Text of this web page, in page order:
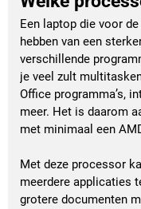
Een laptop die voor
hebben van een
verschillende
je veel zult
Office programma’s,
meer. Het is daarom
met minimaal een
Met deze processor
meerdere applicaties
grotere documenten